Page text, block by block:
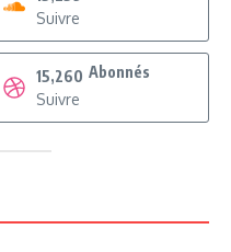
Suivre
15,260 Abonnés
Suivre